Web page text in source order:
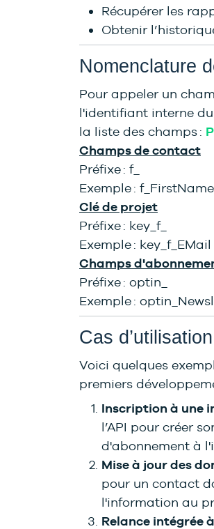
Récupérer les
Obtenir
Nomenclature
Pour appeler un
l'identifiant interne
la liste des champs :
Champs de contact
Préfixe : f_
Exemple : f_FirstName
Clé de projet
Préfixe : key_f_
Exemple : key_f_EMail
Champs
Préfixe : optin_
Exemple :
Cas
Voici quelques
premiers
Inscription à une
l’API pour créer
d'abonnement à
Mise à jour des
pour un contact
l'information au
Relance intégrée